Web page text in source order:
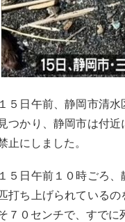
１５日午前、静岡市清
見つかり、静岡市は付
止にしました。
１５日午前１０時ごろ
打ち上げられている
７０センチで、すでに